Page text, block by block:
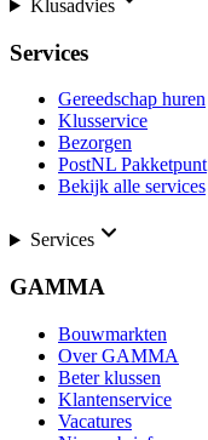
Klusadvies
Services
Gereedschap huren
Klusservice
Bezorgen
PostNL Pakketpunt
Bekijk alle services
Services
GAMMA
Bouwmarkten
Over GAMMA
Beter klussen
Klantenservice
Vacatures